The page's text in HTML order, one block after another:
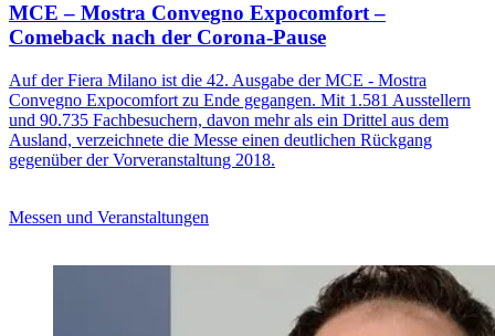
MCE – Mostra Convegno Expocomfort –
Comeback nach der Corona-Pause
Auf der Fiera Milano ist die 42. Ausgabe der MCE - Mostra
Convegno Expocomfort zu Ende gegangen. Mit 1.581 Ausstellern
und 90.735 Fachbesuchern, davon mehr als ein Drittel aus dem
Ausland, verzeichnete die Messe einen deutlichen Rückgang
gegenüber der Vorveranstaltung 2018.
Messen und Veranstaltungen